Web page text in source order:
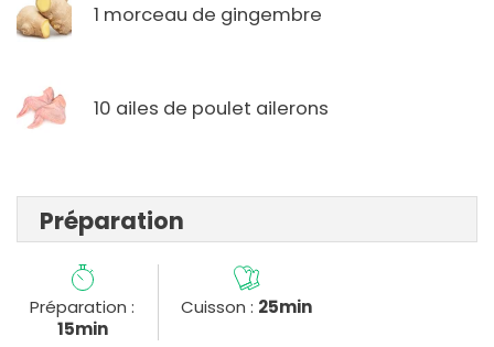
1 morceau de gingembre
10 ailes de poulet ailerons
Préparation
Préparation :
15min
Cuisson : 25min